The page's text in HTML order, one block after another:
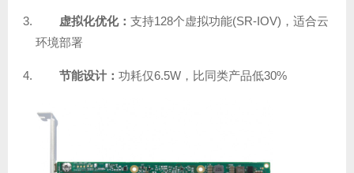
虚拟化优化： 支持128个虚拟功能(SR-IOV)，适合云
环境部署
节能设计： 功耗仅6.5W，比同类产品低30%